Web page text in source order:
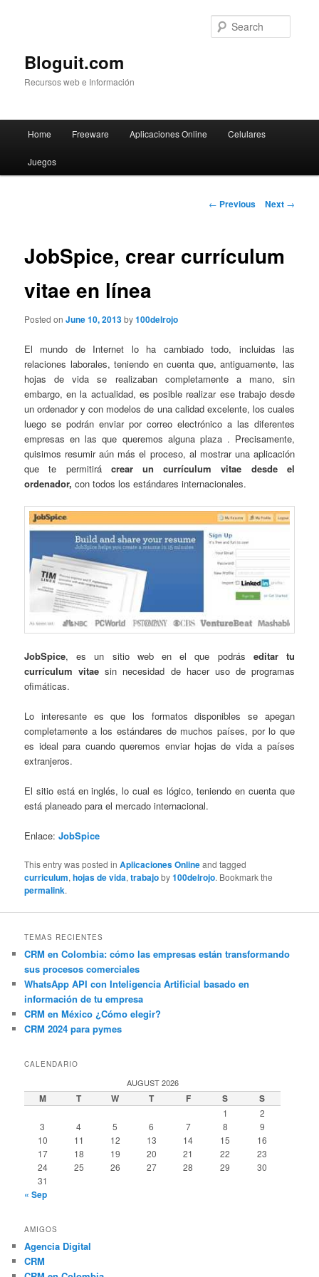
Bloguit.com
Recursos web e Información
Skip
to
Home Freeware Aplicaciones Online Celulares
Juegos
Post
← Previous Next →
JobSpice, crear currículum
vitae en línea
Posted onJune 10, 2013by100delrojo
El mundo de Internet lo ha cambiado todo, incluidas las
relaciones laborales, teniendo en cuenta que, antiguamente, las
hojas de vida se realizaban completamente a mano, sin
embargo, en la actualidad, es posible realizar ese trabajo desde
un ordenador y con modelos de una calidad excelente, los cuales
luego se podrán enviar por correo electrónico a las diferentes
empresas en las que queremos alguna plaza . Precisamente,
quisimos resumir aún más el proceso, al mostrar una aplicación
que te permitirá crear un currículum vitae desde el
ordenador, con todos los estándares internacionales.
JobSpice, es un sitio web en el que podrás editar tu
currículum vitae sin necesidad de hacer uso de programas
ofimáticas.
Lo interesante es que los formatos disponibles se apegan
completamente a los estándares de muchos países, por lo que
es ideal para cuando queremos enviar hojas de vida a países
extranjeros.
El sitio está en inglés, lo cual es lógico, teniendo en cuenta que
está planeado para el mercado internacional.
Enlace:JobSpice
This entry was posted inAplicaciones Onlineand tagged
curriculum,hojas de vida,trabajoby100delrojo. Bookmark the
permalink.
TEMAS RECIENTES
CRM en Colombia: cómo las empresas están transformando
sus procesos comerciales
WhatsApp API con Inteligencia Artificial basado en
información de tu empresa
CRM en México ¿Cómo elegir?
CRM 2024 para pymes
CALENDARIO
AUGUST 2026
M T W T F S S
1
2
3
4 5 6 7 8
9
10
11 12 13 14 15
16
17
18 19 20 21 22
23
24
25 26 27 28 29
30
31
« Sep
AMIGOS
Agencia Digital
CRM